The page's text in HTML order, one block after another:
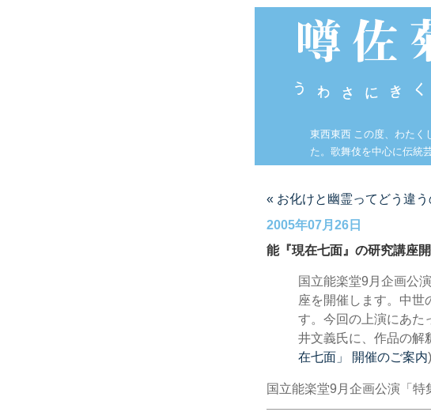
東西東西 この度、わたく
た。歌舞伎を中心に伝統
« お化けと幽霊ってどう違う
2005年07月26日
能『現在七面』の研究講座
国立能楽堂9月企画公
座を開催します。中世
す。今回の上演にあた
井文義氏に、作品の解
在七面」 開催のご案内)
国立能楽堂9月企画公演「特